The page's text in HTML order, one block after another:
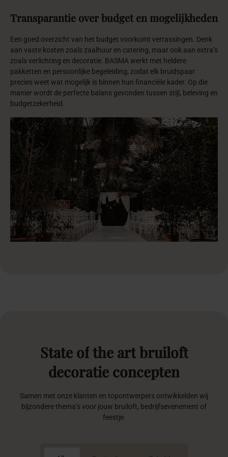
Transparantie overbudget enmogelijkheden
Een goed overzicht van het budget voorkomt verrassingen. Denk
aan vaste kosten zoals zaalhuur en catering, maar ook aan extra’s
zoals verlichting en decoratie. BASMA werkt met heldere
pakketten en persoonlijke begeleiding, zodat elk bruidspaar
precies weet wat mogelijk is binnen hun financiële kader. Op die
manier wordt de perfecte balans gevonden tussen stijl, beleving en
budgetzekerheid.
State of the art bruiloft
decoratie concepten
Samen met onze klanten en topontwerpers ontwikkelden wij
bijzondere thema’s voor jouw bruiloft, bedrijfsevenement of
feestje.